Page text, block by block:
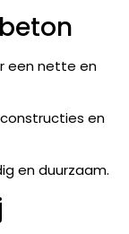
een nette en
en
en duurzaam.